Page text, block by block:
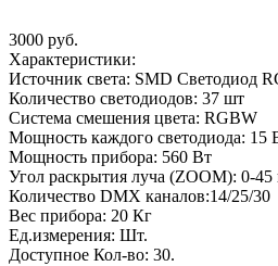
3000 руб.
Характеристики:
Источник света: SMD Светодиод
Количество светодиодов: 37 шт
Система смешения цвета: RGBW
Мощность каждого светодиода: 15
Мощность прибора: 560 Вт
Угол раскрытия луча (ZOOM): 0-45
Количество DMX каналов:14/25/30
Вес прибора: 20 Кг
Ед.измерения: Шт.
Доступное Кол-во: 30.